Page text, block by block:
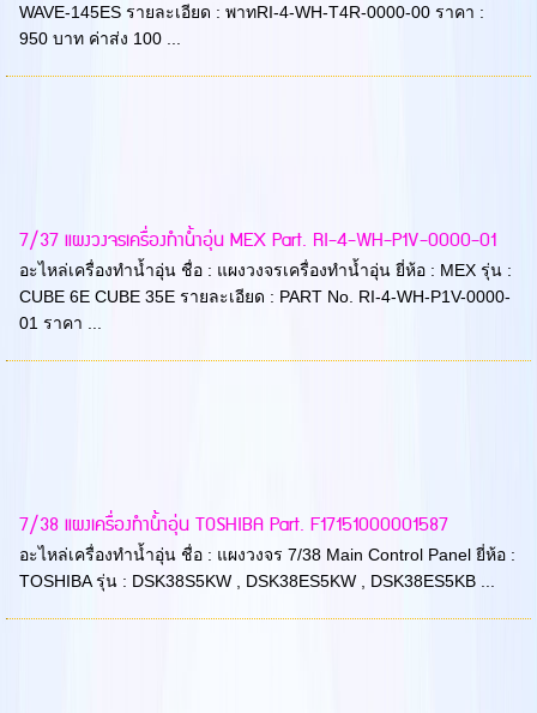
WAVE-145ES รายละเอียด : พาทRI-4-WH-T4R-0000-00 ราคา :
950 บาท ค่าส่ง 100 ...
7/37 แผงวงจรเครื่องทำน้ำอุ่น MEX Part. RI-4-WH-P1V-0000-01
อะไหล่เครื่องทำน้ำอุ่น ชื่อ : แผงวงจรเครื่องทำน้ำอุ่น ยี่ห้อ : MEX รุ่น :
CUBE 6E CUBE 35E รายละเอียด : PART No. RI-4-WH-P1V-0000-
01 ราคา ...
7/38 แผงเครื่องทำน้ำอุ่น TOSHIBA Part. F17151000001587
อะไหล่เครื่องทำน้ำอุ่น ชื่อ : แผงวงจร 7/38 Main Control Panel ยี่ห้อ :
TOSHIBA รุ่น : DSK38S5KW , DSK38ES5KW , DSK38ES5KB ...